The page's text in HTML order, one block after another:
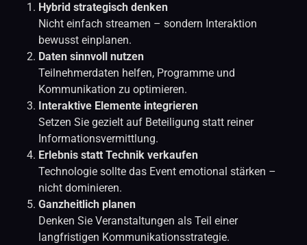
Hybrid strategisch denken
Nicht einfach streamen – sondern Interaktion
bewusst einplanen.
Daten sinnvoll nutzen
Teilnehmerdaten helfen, Programme und
Kommunikation zu optimieren.
Interaktive Elemente integrieren
Setzen Sie gezielt auf Beteiligung statt reiner
Informationsvermittlung.
Erlebnis statt Technik verkaufen
Technologie sollte das Event emotional stärken –
nicht dominieren.
Ganzheitlich planen
Denken Sie Veranstaltungen als Teil einer
langfristigen Kommunikationsstrategie.